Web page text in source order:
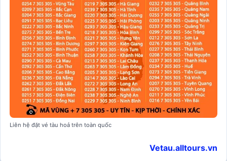
Liên hệ đặt vé tàu hoả trên toàn quốc
Vetau.alltours.vn